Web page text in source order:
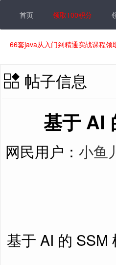
首页 领取100积分
66套java从入门到精通实战课程领
帖子信息
基于 AI
网民用户： 小鱼
基于 AI 的 SSM